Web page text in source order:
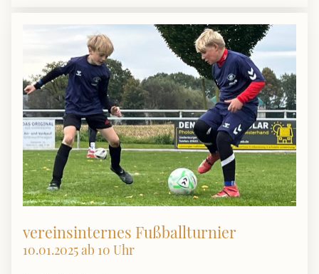
vereinsinternes Fußballturnier
10.01.2025 ab 10 Uhr